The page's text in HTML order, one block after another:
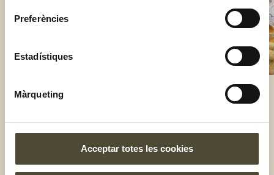
Preferències
Estadístiques
Màrqueting
Acceptar totes les cookies
El gust és nostre